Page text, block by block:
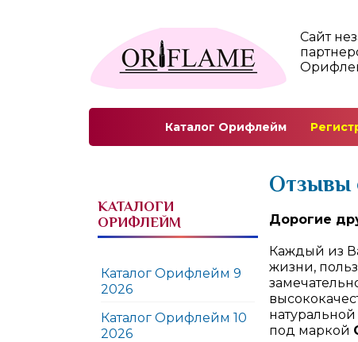
Сайт
Каталог Орифлейм
КАТАЛОГИ
ОРИФЛЕЙМ
Каталог Орифлейм 9
2026
Каталог Орифлейм 10
2026
Отзывы
Дорогие
Каждый из
жизни,
под маркой